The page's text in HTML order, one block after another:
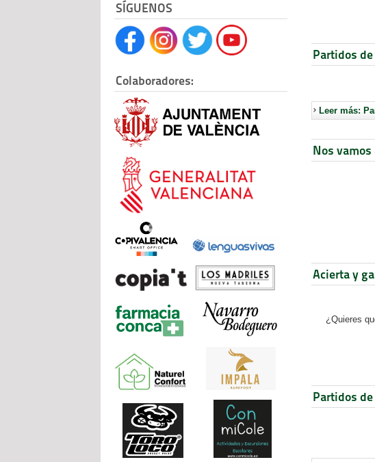
SÍGUENOS
Colaboradores:
Partidos
Leer más:
Nos vamos
Acierta y
¿Quieres
Partidos